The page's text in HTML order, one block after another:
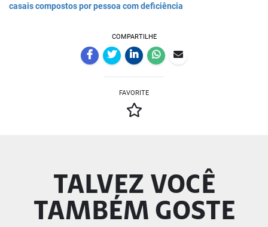
casais compostos por pessoa com deficiência
COMPARTILHE
FAVORITE
TALVEZ VOCÊ
TAMBÉM GOSTE